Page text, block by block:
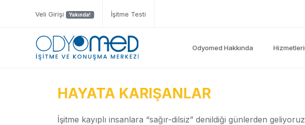
Veli Girişi Yakında! İşitme Testi
Odyomed Hakkında
HAYATA KARIŞANLAR
İşitme kayıplı insanlara “sağır-dilsiz” denildiği günlerden